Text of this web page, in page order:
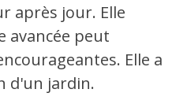
après jour. Elle
avancée peut
Elle a
d'un jardin.